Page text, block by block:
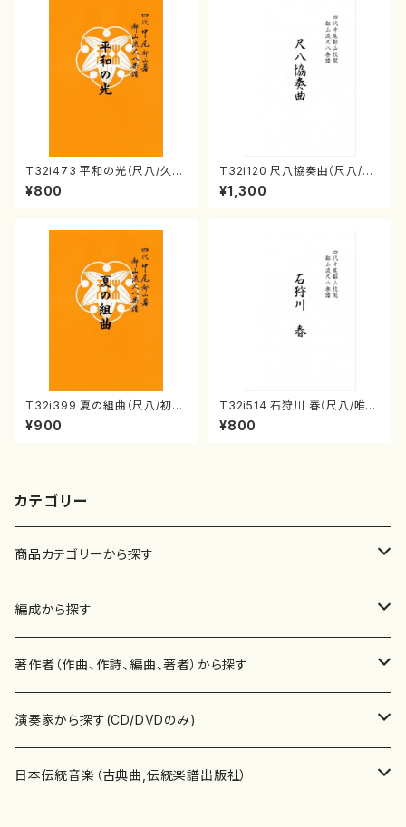
T32i473 平和の光（尺八/久本
玄智/楽譜）都山流公刊楽譜曲
番:2181
¥800
T32i120 尺八協奏曲（尺八/二
代 山本邦山/尺八/都山式譜）都
山流公刊楽譜曲番:569
¥1,300
T32i399 夏の組曲（尺八/初代
山川園松/楽譜）都山流公刊楽譜
曲番:2104
¥900
T32i514 石狩川 春（尺八/唯是
震一/楽譜）都山no:2223
¥800
カテゴリー
商品カテゴリーから探す
楽譜
書籍
書籍
テキストブック
CD・DVD
チケット
編成から探す
邦楽器
箏・琴（ソロ）
箏・琴（合奏）
合唱
混声合唱
歌・声
著作者（作曲、作詩、編曲、著者）から探す
あ行
青木省三(アオキ ショウゾウ)
か行
演奏家から探す(CD/DVDのみ)
邦楽（箏、三味線、尺八等）演奏家
日本伝統音楽（古典曲,伝統楽譜出版社）